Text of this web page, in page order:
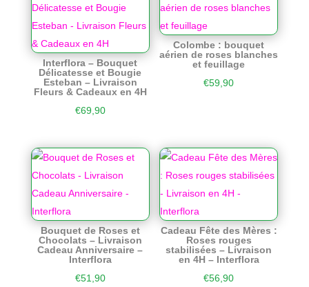
Interflora – Bouquet
Délicatesse et Bougie
Esteban – Livraison
Fleurs & Cadeaux en 4H
€69,90
Colombe : bouquet
aérien de roses blanches
et feuillage
€59,90
Bouquet de Roses et
Chocolats – Livraison
Cadeau Anniversaire –
Interflora
€51,90
Cadeau Fête des Mères :
Roses rouges
stabilisées – Livraison
en 4H – Interflora
€56,90